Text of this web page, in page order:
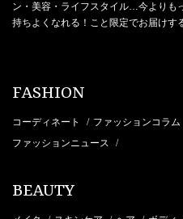
ン・美容・ライフスタイル…今よりも
持ちよくなれる！こと限定でお届けす
FASHION
コーディネート / ファッションコラム
ファッションニュース /
BEAUTY